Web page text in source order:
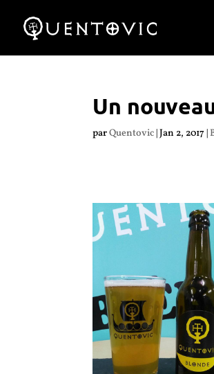
Un
parQuentovic|Jan 2, 2017|